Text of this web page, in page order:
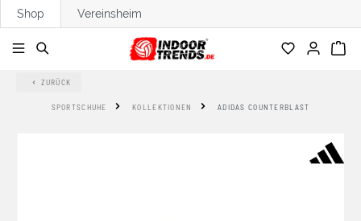
springen
Shop Vereinsheim
ZURÜCK
SPORTSCHUHE KOLLEKTIONEN ADIDAS COUNTERBLAST